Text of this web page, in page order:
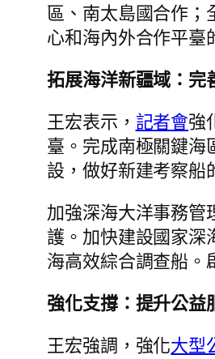
區、南太島國合作；
心和海內外合作平臺
拓展海洋新疆域：完
王宏表示， 記者會強
臺。完成南極關鍵海
設，做好新建考察船
加強深海大洋事務管
護。加快建設國家深
海高效綜合調查船。
強化支撐：提升公益
王宏強調，強化大型